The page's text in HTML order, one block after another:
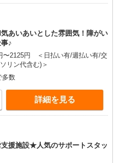
あいあいとした雰囲気！障がい
♪
〜2125円 ＜日払い有/週払い有/交
リン代含む)＞
多数
詳細を見る
援施設★人気のサポートスタッ